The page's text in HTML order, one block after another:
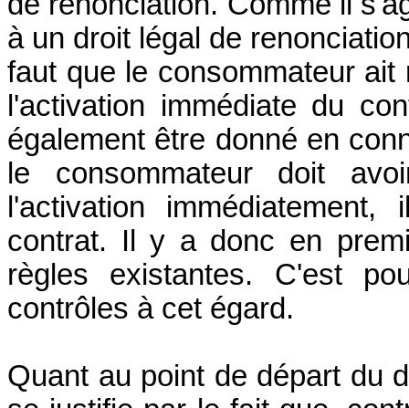
à un droit légal de
faut que le consommateur
l'activation immédiate du
également être donné en
le consommateur doit
l'activation
contrat. Il y a donc en
règles existantes. C'est
contrôles à cet égard.
Quant au point de départ du